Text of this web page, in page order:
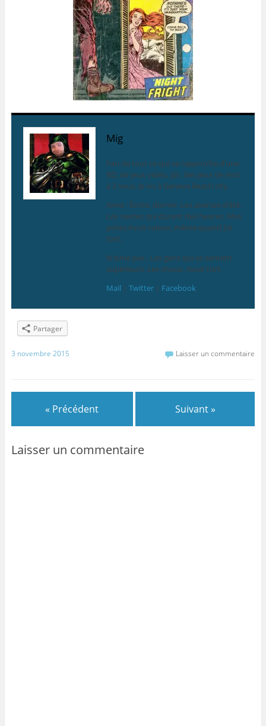
Mig
Fan de tout ce qui se rapproche d’une
BD, de jeux vidéo, jdr, des jeux de mot
à 2 sous. Je vis à Geneva Beach city.
Aime : Écrire, dormir. Les averses d’été.
Les siestes qui durent des heures. Mes
potes.Avoir raison, même quand j’ai
tort.
N’aime pas : Les gens qui se sentent
supérieurs. Les choux. Avoir tort.
Mail | Twitter| Facebook
Partager
3 novembre 2015 Laisser un commentaire
« Précédent Suivant »
Laisser un commentaire